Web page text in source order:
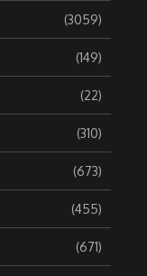
(3059)
(149)
(22)
(310)
(673)
(455)
(671)